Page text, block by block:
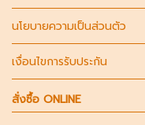
นโยบายความเป็นส่วนตัว
เงื่อนไขการรับประกัน
สั่งซื้อ ONLINE